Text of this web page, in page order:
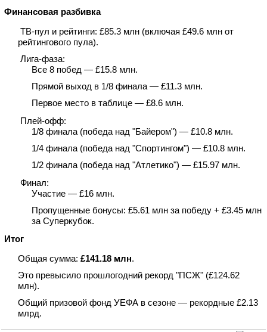
Финансовая разбивка
ТВ‑пул и рейтинги: £85.3 млн (включая £49.6 млн от
рейтингового пула).
Лига‑фаза:
Все 8 побед — £15.8 млн.
Прямой выход в 1/8 финала — £11.3 млн.
Первое место в таблице — £8.6 млн.
Плей‑офф:
1/8 финала (победа над "Байером") — £10.8 млн.
1/4 финала (победа над "Спортингом") — £10.8 млн.
1/2 финала (победа над "Атлетико") — £15.97 млн.
Финал:
Участие — £16 млн.
Пропущенные бонусы: £5.61 млн за победу + £3.45 млн
за Суперкубок.
Итог
Общая сумма: £141.18 млн.
Это превысило прошлогодний рекорд "ПСЖ" (£124.62
млн).
Общий призовой фонд УЕФА в сезоне — рекордные £2.13
млрд.